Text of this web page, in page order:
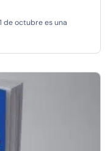
de octubre es una